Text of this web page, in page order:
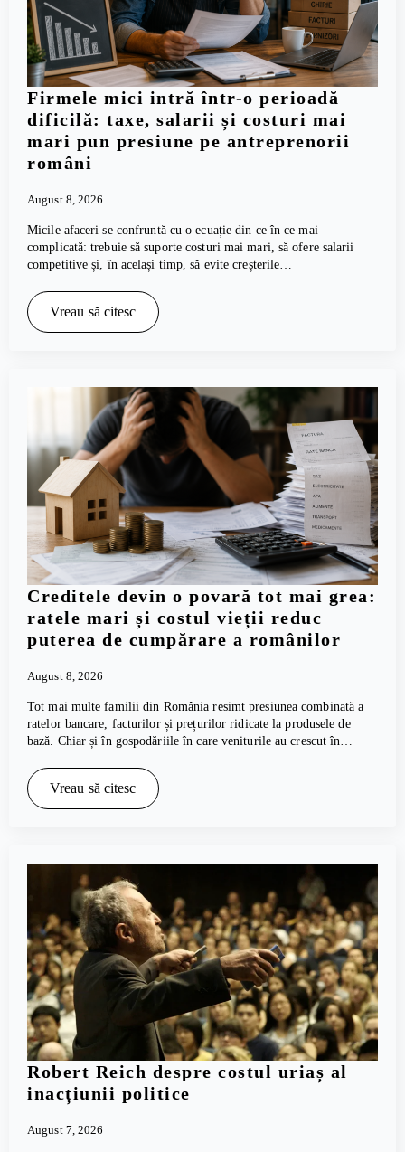
Firmele mici intră într-o perioadă
dificilă: taxe, salarii și costuri mai
mari pun presiune pe antreprenorii
români
August 8, 2026
Micile afaceri se confruntă cu o ecuație din ce în ce mai
complicată: trebuie să suporte costuri mai mari, să ofere salarii
competitive și, în același timp, să evite creșterile…
Vreau să citesc
Creditele devin o povară tot mai grea:
ratele mari și costul vieții reduc
puterea de cumpărare a românilor
August 8, 2026
Tot mai multe familii din România resimt presiunea combinată a
ratelor bancare, facturilor și prețurilor ridicate la produsele de
bază. Chiar și în gospodăriile în care veniturile au crescut în…
Vreau să citesc
Robert Reich despre costul uriaș al
inacțiunii politice
August 7, 2026